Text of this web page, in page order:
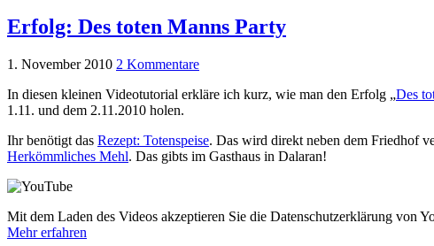
Erfolg: Des toten Manns Party
1. November 2010 2 Kommentare
In diesen kleinen Videotutorial erkläre ich kurz, wie man den Erfolg „Des
1.11. und dem 2.11.2010 holen.
Ihr benötigt das Rezept: Totenspeise. Das wird direkt neben dem Friedhof
Herkömmliches Mehl. Das gibts im Gasthaus in Dalaran!
Mit dem Laden des Videos akzeptieren Sie die Datenschutzerklärung von
Mehr erfahren